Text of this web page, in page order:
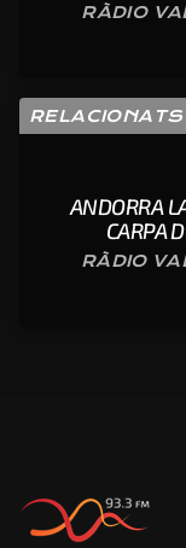
RÀDIO
RELACIONATS
ANDORRA
CARPA
RÀDIO